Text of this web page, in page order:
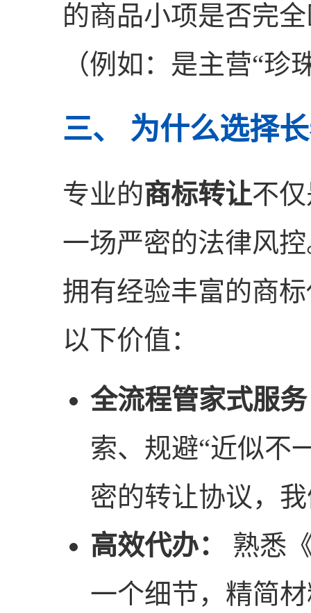
的商品小项是否完
（例如：是主营“珍
三、 为什么选择
专业的商标转让不
一场严密的法律风
拥有经验丰富的商
以下价值：
全流程管家式服
索、规避“近似不
密的转让协议，
高效代办：
熟悉
一个细节，精简